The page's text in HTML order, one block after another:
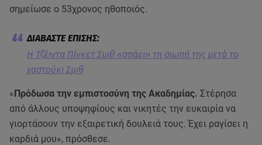
σημείωσε ο 53χρονος ηθοποιός.
Η Τζέιντα Πίνκετ Σμιθ «σπάει» τη σιωπή της μετά το
χαστούκι Σμιθ
«Πρόδωσα την εμπιστοσύνη της Ακαδημίας. Στέρησα
από άλλους υποψηφίους και νικητές την ευκαιρία να
γιορτάσουν την εξαιρετική δουλειά τους. Έχει ραγίσει η
καρδιά μου», πρόσθεσε.